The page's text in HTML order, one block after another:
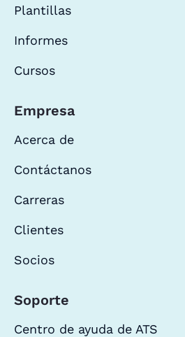
Plantillas
Informes
Cursos
Empresa
Acerca de
Contáctanos
Carreras
Clientes
Socios
Soporte
Centro de ayuda de ATS